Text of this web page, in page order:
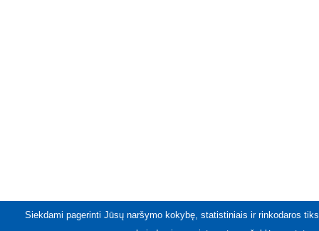
Siekdami pagerinti Jūsų naršymo kokybę, statistiniais ir rinkodaros